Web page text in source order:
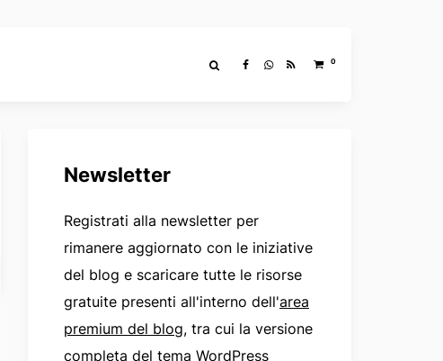
0
Newsletter
Registrati alla newsletter per
rimanere aggiornato con le iniziative
del blog e scaricare tutte le risorse
gratuite presenti all'interno dell'area
premium del blog, tra cui la versione
completa del tema WordPress